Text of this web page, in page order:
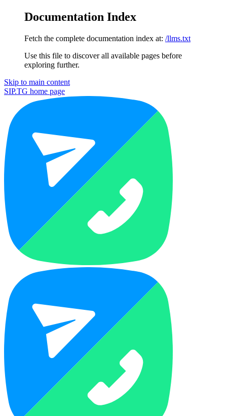
Documentation Index
Fetch the complete documentation index at: /llms.txt
Use this file to discover all available pages before
exploring further.
Skip to main content
SIP.TG home page